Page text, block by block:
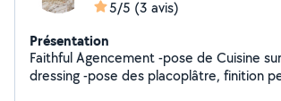
5/5 (3 avis)
Présentation
Faithful Agencement -pose de Cuisine
dressing -pose des placoplâtre, finition